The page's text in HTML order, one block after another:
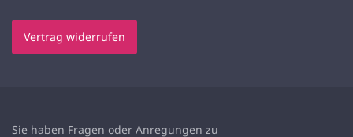
Vertrag widerrufen
Sie haben Fragen oder Anregungen zu